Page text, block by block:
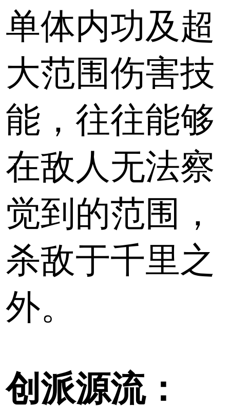
单体内功及超
大范围伤害技
能，往往能够
在敌人无法察
觉到的范围，
杀敌于千里之
外。
创派源流：